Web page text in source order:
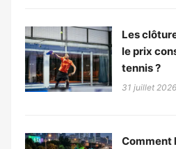
Les
le prix
tennis ?
31 juillet 2026
Comment